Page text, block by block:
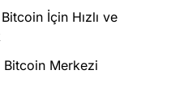
İçin Hızlı ve
Merkezi